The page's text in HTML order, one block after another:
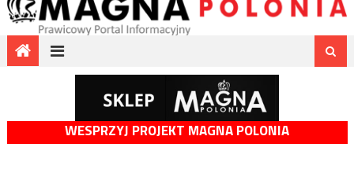
WESPRZYJ PROJEKT MAGNA POLONIA